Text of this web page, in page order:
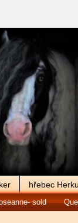
hřebec
sold